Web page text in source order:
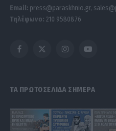
Email: press@paraskhnio.gr,
Τηλέφωνο: 210 9580876
Facebook
X
InstagramYouTube
ΤΑ ΠΡΩΤΟΣΕΛΙΔΑ ΣΗΜΕΡΑ